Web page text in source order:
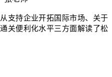
支持企业开拓国际市场、关于
关便利化水平三方面解读了松